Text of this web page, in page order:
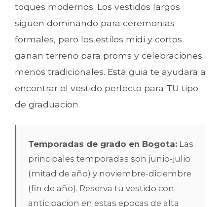
toques modernos. Los vestidos largos
siguen dominando para ceremonias
formales, pero los estilos midi y cortos
ganan terreno para proms y celebraciones
menos tradicionales. Esta guia te ayudara a
encontrar el vestido perfecto para TU tipo
de graduacion.
Temporadas de grado en Bogota: Las
principales temporadas son junio-julio
(mitad de año) y noviembre-diciembre
(fin de año). Reserva tu vestido con
anticipacion en estas epocas de alta